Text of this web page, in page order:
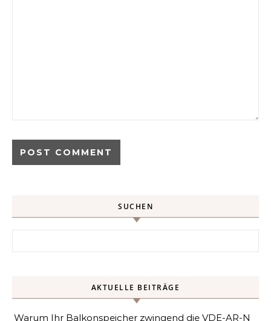
SUCHEN
AKTUELLE BEITRÄGE
Warum Ihr Balkonspeicher zwingend die VDE-AR-N